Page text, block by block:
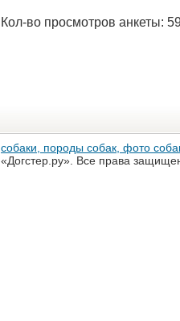
Кол-во просмотров анкеты:
собаки, породы собак, фото
«Догстер.ру». Все права